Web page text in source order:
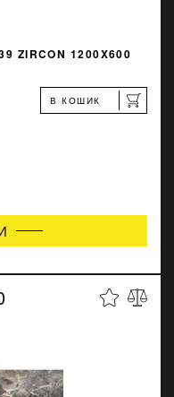
ZIRCON 1200X600
В КОШИК